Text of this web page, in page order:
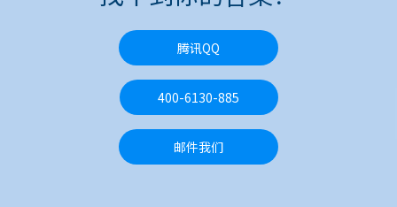
腾讯QQ
400-6130-885
邮件我们